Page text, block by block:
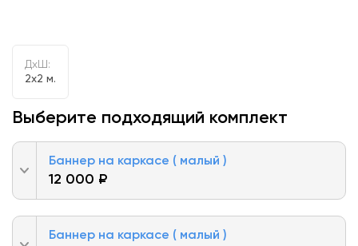
ДxШ:
2x2 м.
Выберите подходящий комплект
Баннер на каркасе ( малый )
12 000 ₽
Баннер на каркасе ( малый )